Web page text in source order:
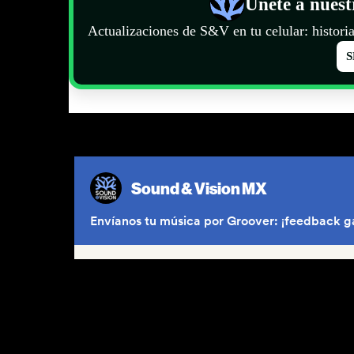
Únete a
Actualizaciones de S&V en tu celular: